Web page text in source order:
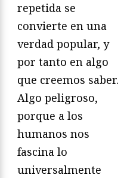
repetida se
convierte en una
verdad popular, y
por tanto en algo
que creemos saber.
Algo peligroso,
porque a los
humanos nos
fascina lo
universalmente